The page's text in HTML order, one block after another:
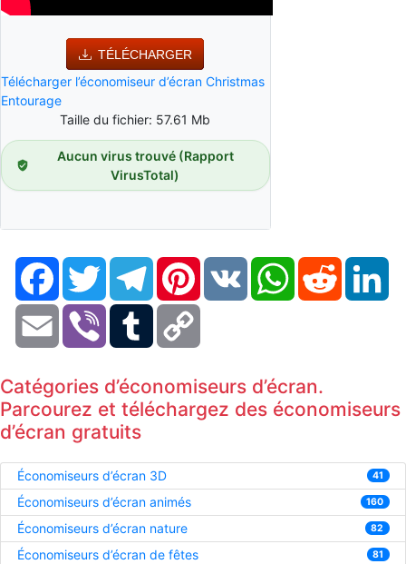
TÉLÉCHARGER
Télécharger l’économiseur d’écran Christmas
Entourage
Taille du fichier: 57.61 Mb
Aucun virus trouvé (Rapport
VirusTotal)
FacebookTwitter TelegramPinterestVK WhatsAppReddit
Email Viber Tumblr
Catégories d’économiseurs d’écran.
Parcourez et téléchargez des économiseurs
d’écran gratuits
Économiseurs d’écran 3D 41
Économiseurs d’écran animés 160
Économiseurs d’écran nature 82
Économiseurs d’écran de fêtes 81